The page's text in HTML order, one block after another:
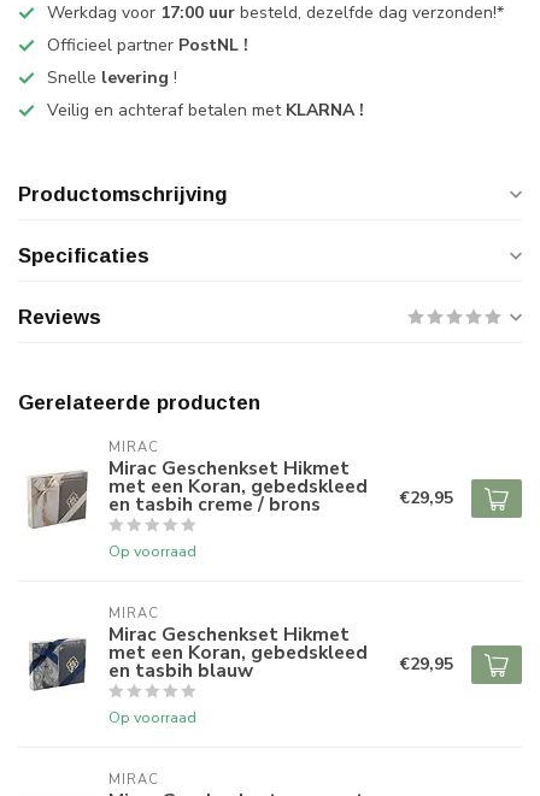
Werkdag voor 17:00 uur besteld, dezelfde dag verzonden!*
Officieel partner PostNL !
Snelle levering !
Veilig en achteraf betalen met KLARNA !
Productomschrijving
Specificaties
Reviews
Gerelateerde producten
MIRAC
Mirac Geschenkset Hikmet
met een Koran, gebedskleed
en tasbih creme / brons
Op voorraad
€29,95
MIRAC
Mirac Geschenkset Hikmet
met een Koran, gebedskleed
en tasbih blauw
Op voorraad
€29,95
MIRAC